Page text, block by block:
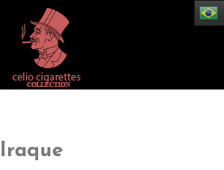
Iraque